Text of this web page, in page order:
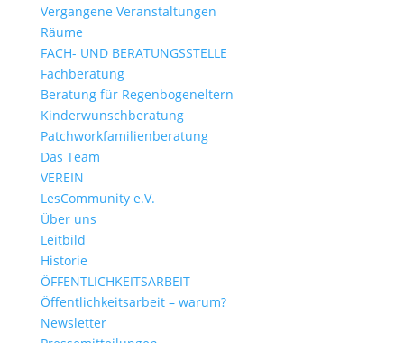
Vergangene Veranstaltungen
Räume
FACH- UND BERATUNGSSTELLE
Fachberatung
Beratung für Regenbogeneltern
Kinderwunsch­beratung
Patchwork­familienberatung
Das Team
VEREIN
LesCommunity e.V.
Über uns
Leitbild
Historie
ÖFFENTLICHKEITSARBEIT
Öffentlichkeitsarbeit – warum?
Newsletter